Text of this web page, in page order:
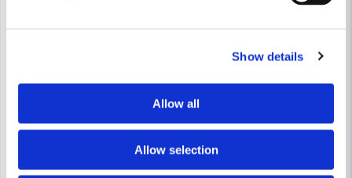
Show details
Allow all
Allow selection